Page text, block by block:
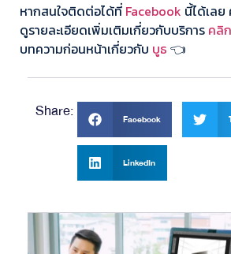
หากสนใจติดต่อได้ที่ Facebook นี้ได้เลย
ดูรายละเอียดเพิ่มเติมเกี่ยวกับบริการ คลิ
บทความก่อนหน้าเกี่ยวกับ บูธ 👈
Share: Facebook
LinkedIn